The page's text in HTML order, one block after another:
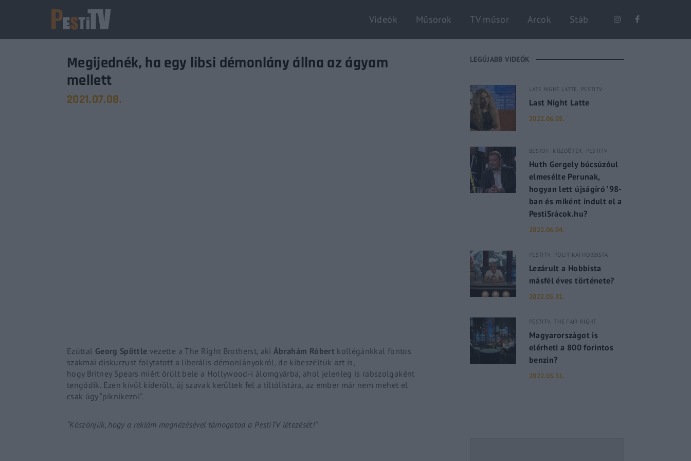
Videók Műsorok TV műsor Arcok Stáb
Megijednék, ha egy libsi démonlány állna az ágyam
mellett
2021.07.08.
Ezúttal Georg Spöttle vezette aThe Right Brotherst, aki Ábrahám Róbert kollégánkkal fontos
szakmai diskurzust folytatott a liberális démonlányokról, de kibeszéltük azt is,
hogy Britney Spears miért őrült bele a Hollywood-i álomgyárba, ahol jelenleg is rabszolgaként
tengődik. Ezen kívül kiderült, új szavak kerültek fel a tiltólistára, az ember már nem mehet el
csak úgy “piknikezni”.
“Köszönjük, hogy a reklám megnézésével támogatod a PestiTV létezését!”
LEGÚJABB VIDEÓK
LATE NIGHT LATTE PESTITV
Last Night Latte
2022.06.05.
BESTOF KÜZDŐTÉR PESTITV
Huth Gergely búcsúzóul
elmesélte Perunak,
hogyan lett újságíró ’98-
ban és miként indult el a
PestiSrácok.hu?
2022.06.04.
PESTITV POLITIKAI HOBBISTA
Lezárult a Hobbista
másfél éves története?
2022.05.31.
PESTITV THE FAIR RIGHT
Magyarországot is
elérheti a 800 forintos
benzin?
2022.05.31.
Login Register
Lost Your Password?